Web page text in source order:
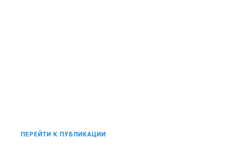
ПЕРЕЙТИ К ПУБЛИКАЦИИ